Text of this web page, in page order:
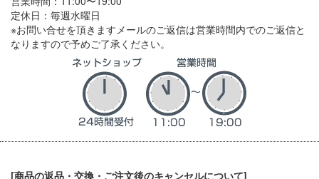
定休日：毎週水曜日
※お問い合せを頂きますメールのご返信は営業時間内でのご返信と
なりますので予めご了承ください。
[商品の返品・交換・ご注文後のキャンセルについて]